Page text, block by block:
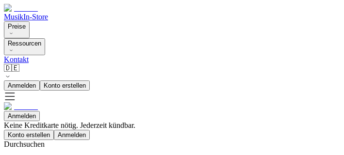
MusikIn-Store
Preise
Ressourcen
Kontakt
🇩🇪
Anmelden Konto erstellen
Anmelden
Keine Kreditkarte nötig. Jederzeit kündbar.
Konto erstellen Anmelden
Durchsuchen